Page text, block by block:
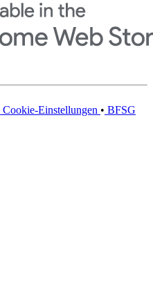
Cookie-Einstellungen • BFSG